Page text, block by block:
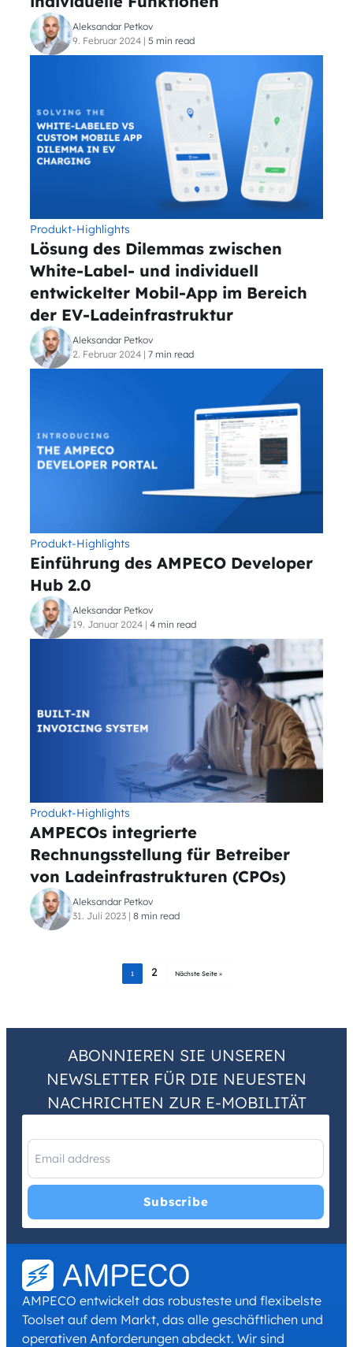
Aleksandar Petkov
9. Februar 2024 | 5 min read
Produkt-Highlights
Lösung des Dilemmas zwischen
White-Label- und individuell
entwickelter Mobil-App im Bereich
der EV-Ladeinfrastruktur
Aleksandar Petkov
2. Februar 2024 | 7 min read
Produkt-Highlights
Einführung des AMPECO Developer
Hub 2.0
Aleksandar Petkov
19. Januar 2024 | 4 min read
Produkt-Highlights
AMPECOs integrierte
Rechnungsstellung für Betreiber
von Ladeinfrastrukturen (CPOs)
Aleksandar Petkov
31. Juli 2023 | 8 min read
1 2 Nächste Seite »
ABONNIEREN SIE UNSEREN
NEWSLETTER FÜR DIE NEUESTEN
NACHRICHTEN ZUR E-MOBILITÄT
I have read and agree with thePrivacy PolicyandTerms and
Conditions.*
AMPECO entwickelt das robusteste und flexibelste
Toolset auf dem Markt, das alle geschäftlichen und
operativen Anforderungen abdeckt. Wir sind